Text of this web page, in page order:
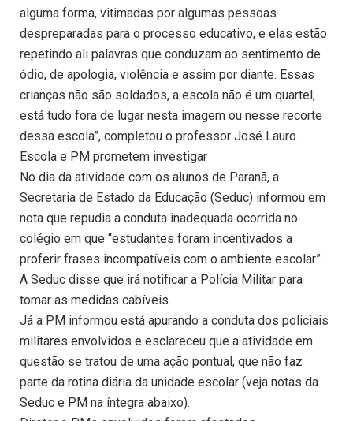
alguma forma, vitimadas por algumas pessoas
despreparadas para o processo educativo, e elas estão
repetindo ali palavras que conduzam ao sentimento de
ódio, de apologia, violência e assim por diante. Essas
crianças não são soldados, a escola não é um quartel,
está tudo fora de lugar nesta imagem ou nesse recorte
dessa escola”, completou o professor José Lauro.
Escola e PM prometem investigar
No dia da atividade com os alunos de Paranã, a
Secretaria de Estado da Educação (Seduc) informou em
nota que repudia a conduta inadequada ocorrida no
colégio em que “estudantes foram incentivados a
proferir frases incompatíveis com o ambiente escolar”.
A Seduc disse que irá notificar a Polícia Militar para
tomar as medidas cabíveis.
Já a PM informou está apurando a conduta dos policiais
militares envolvidos e esclareceu que a atividade em
questão se tratou de uma ação pontual, que não faz
parte da rotina diária da unidade escolar (veja notas da
Seduc e PM na íntegra abaixo).